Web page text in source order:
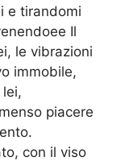
e tirandomi
Il
le vibrazioni
immobile,
piacere
con il viso